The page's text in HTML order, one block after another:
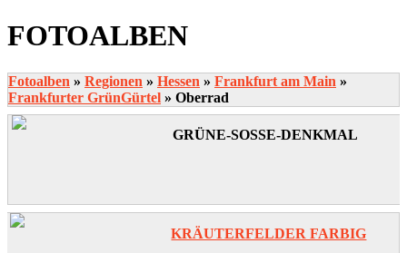
FOTOALBEN
Fotoalben » Regionen » Hessen » Frankfurt am Main »
Frankfurter GrünGürtel » Oberrad
GRÜNE-SOSSE-DENKMAL
KRÄUTERFELDER FARBIG